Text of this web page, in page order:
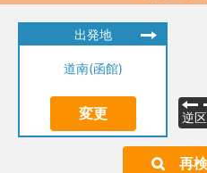
出発地
道南(函館)
変更 逆
再